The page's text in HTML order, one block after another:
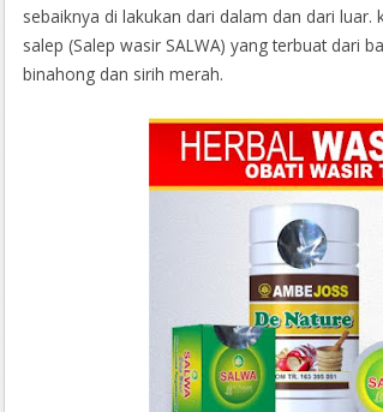
sebaiknya di lakukan dari dalam dan dari
salep (Salep wasir SALWA) yang terbuat dari
binahong dan sirih merah.